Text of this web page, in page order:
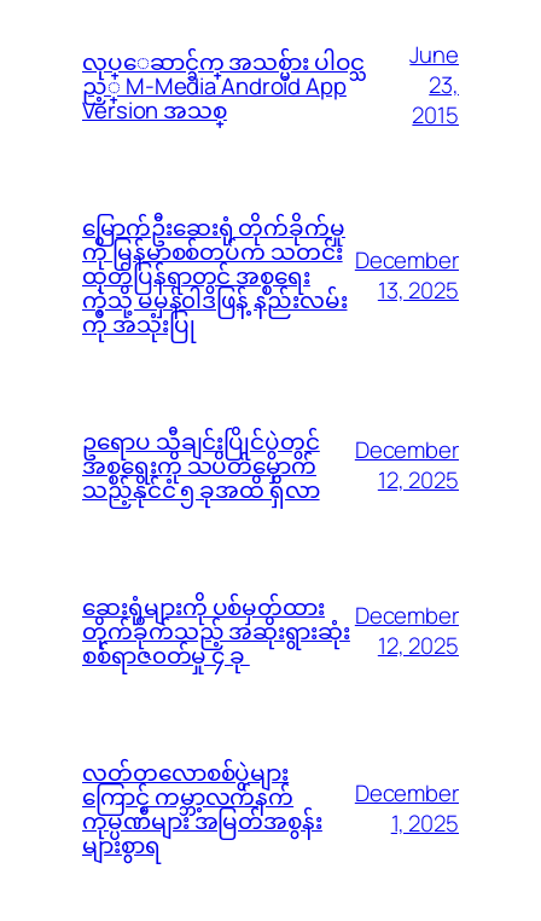
လုပ္ေဆာင္ခ်က္ အသစ္မ်ား ပါဝင္သ
ည့္ M-Media Android App
Version အသစ္
June
23,
2015
မြောက်ဦးဆေးရုံ တိုက်ခိုက်မှု
ကို မြန်မာစစ်တပ်က သတင်း
ထုတ်ပြန်ရာတွင် အစ္စရေး
ကဲ့သို့ မမှန်၀ါဒဖြန့် နည်းလမ်း
ကို အသုံးပြု
December
13, 2025
ဥရောပ သီချင်းပြိုင်ပွဲတွင်
အစ္စရေးကို သပိတ်မှောက်
သည့်နိုင်ငံ ၅ ခုအထိ ရှိလာ
December
12, 2025
ဆေးရုံများကို ပစ်မှတ်ထား
တိုက်ခိုက်သည့် အဆိုးရွားဆုံး
စစ်ရာဇ၀တ်မှု ၄ ခု
December
12, 2025
လတ်တလောစစ်ပွဲများ
ကြောင့် ကမ္ဘာ့လက်နက်
ကုမ္ပဏီများ အမြတ်အစွန်း
များစွာရ
December
1, 2025